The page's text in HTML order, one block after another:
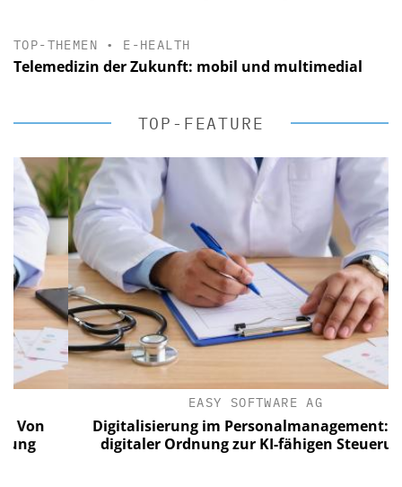
TOP-THEMEN • E-HEALTH
Telemedizin der Zukunft: mobil und multimedial
TOP-FEATURE
EASY SOFTWARE AG
Digitalisierung im Personalmanagement: Von
digitaler Ordnung zur KI-fähigen Steuerung